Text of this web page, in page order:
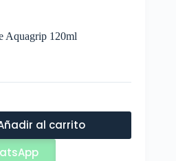
Aquagrip 120ml
al carrito